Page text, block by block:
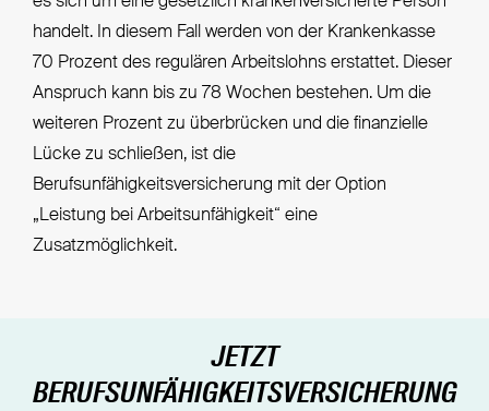
handelt. In diesem Fall werden von der Krankenkasse
70 Prozent des regulären Arbeitslohns erstattet. Dieser
Anspruch kann bis zu 78 Wochen bestehen. Um die
weiteren Prozent zu überbrücken und die finanzielle
Lücke zu schließen, ist die
Berufsunfähigkeitsversicherung mit der Option
„Leistung bei Arbeitsunfähigkeit“ eine
Zusatzmöglichkeit.
JETZT
BERUFSUNFÄHIGKEITSVERSICHERUNG